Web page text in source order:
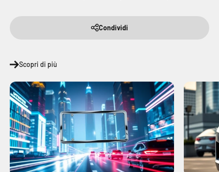
Condividi
Scopri di più